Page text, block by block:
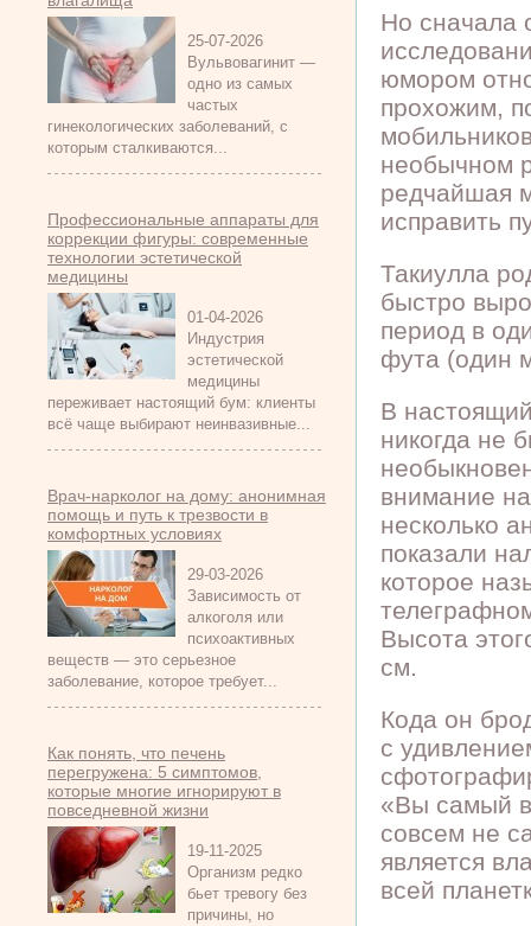
25-07-2026
Вульвовагинит —
одно из самых
частых
гинекологических заболеваний, с
которым сталкиваются...
Профессиональные аппараты для
коррекции фигуры: современные
технологии эстетической
медицины
01-04-2026
Индустрия
эстетической
медицины
переживает настоящий бум: клиенты
всё чаще выбирают неинвазивные...
Врач-нарколог на дому: анонимная
помощь и путь к трезвости в
комфортных условиях
29-03-2026
Зависимость от
алкоголя или
психоактивных
веществ — это серьезное
заболевание, которое требует...
Как понять, что печень
перегружена: 5 симптомов,
которые многие игнорируют в
повседневной жизни
19-11-2025
Организм редко
бьет тревогу без
причины, но
Но сначала
юмором
прохожим,
необычном
редчайшая
исправить
Такиулла
быстро
период в
фута (один
В
никогда не
внимание
несколько
показали
которое
Высота
см.
Кода он
с
«Вы самый
совсем не
является
всей